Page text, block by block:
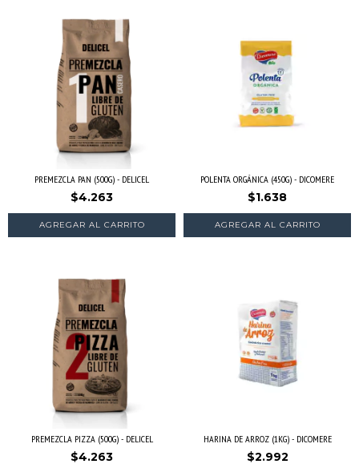
PREMEZCLA PAN (500G) - DELICEL
$4.263
POLENTA ORGÁNICA (450G) - DICOMERE
$1.638
PREMEZCLA PIZZA (500G) - DELICEL
$4.263
HARINA DE ARROZ (1KG) - DICOMERE
$2.992